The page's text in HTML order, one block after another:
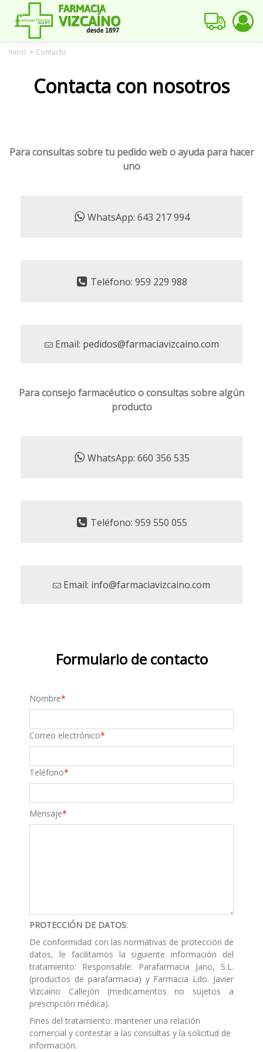
Inicio > Contacto
Contacta con nosotros
Para consultas sobre tu pedido web o ayuda para hacer
uno
WhatsApp: 643 217 994
Teléfono: 959 229 988
Email: pedidos@farmaciavizcaino.com
Para consejo farmacéutico o consultas sobre algún
producto
WhatsApp: 660 356 535
Teléfono: 959 550 055
Email: info@farmaciavizcaino.com
Formulario de contacto
Nombre
Correo electrónico
Teléfono
Mensaje
PROTECCIÓN DE DATOS:
De conformidad con las normativas de protección de
datos, le facilitamos la siguiente información del
tratamiento: Responsable: Parafarmacia Jano, S.L.
(productos de parafarmacia) y Farmacia Ldo. Javier
Vizcaíno Callejón (medicamentos no sujetos a
prescripción médica).
Fines del tratamiento: mantener una relación
comercial y contestar a las consultas y la solicitud de
información.